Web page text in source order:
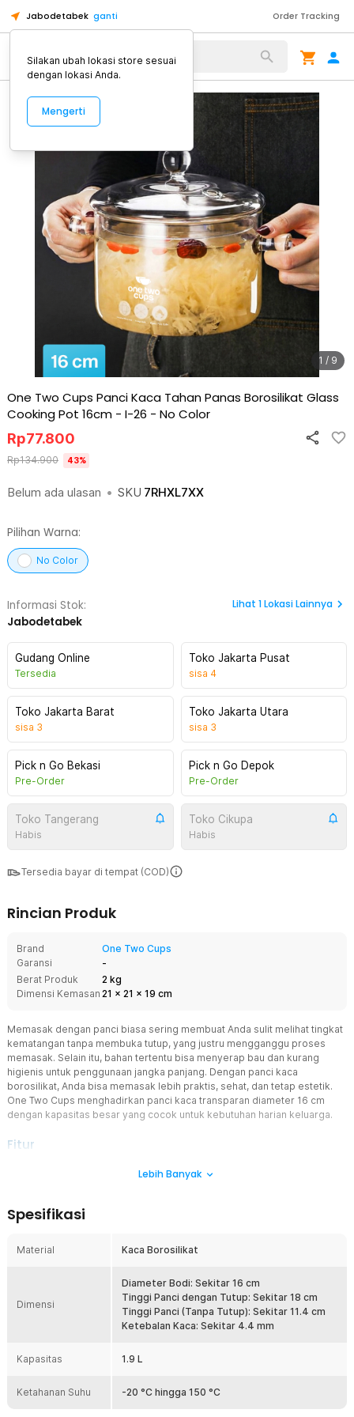
Jabodetabek ganti Order Tracking
Alat Kopi
1 / 9
One Two Cups Panci Kaca Tahan Panas Borosilikat Glass
Cooking Pot 16cm - I-26 - No Color
Belum ada ulasan • SKU 7RHXL7XX
Rp77.800
Rp134.900 43%
Pilihan Warna:
No Color
Informasi Stok:
Jabodetabek
Lihat 1Lokasi Lainnya
Gudang Online
Tersedia
Toko Jakarta Pusat
sisa 4
Toko Jakarta Barat
sisa 3
Toko Jakarta Utara
sisa 3
Pick n Go Bekasi
Pre-Order
Pick n Go Depok
Pre-Order
Toko Tangerang
Habis
Toko Cikupa
Habis
Tersedia bayar di tempat (COD)
Rincian Produk
Brand
One Two Cups
Garansi
-
Berat Produk
2 kg
Dimensi Kemasan 21 x 21 x 19 cm
Memasak dengan panci biasa sering membuat Anda sulit melihat tingkat
kematangan tanpa membuka tutup, yang justru mengganggu proses
memasak. Selain itu, bahan tertentu bisa menyerap bau dan kurang
higienis untuk penggunaan jangka panjang. Dengan panci kaca
borosilikat, Anda bisa memasak lebih praktis, sehat, dan tetap estetik.
One Two Cups menghadirkan panci kaca transparan diameter 16 cm
dengan kapasitas besar yang cocok untuk kebutuhan harian keluarga.
Fitur
Material Borosilikat Tahan Panas
mudah retak saat digunakan sesuai petunjuk, sehingga aman untuk
lebih aman untuk kesehatan keluarga. Pilihan tepat untuk Anda yang
Desain Transparan untuk Pantau Masakan
Warna bening memungkinkan Anda melihat proses memasak
secara langsung tanpa membuka tutup panci. Ini membantu
menjaga suhu tetap stabil dan mempercepat proses memasak.
dan aesthetic. Cocok untuk Anda yang suka memasak sekaligus
tampil stylish.
Bebas Noda dan Bau
Lebih Banyak
Spesifikasi
Material Kaca Borosilikat
Dimensi
Diameter Bodi: Sekitar 16 cm
Tinggi Panci dengan Tutup: Sekitar 18 cm
Tinggi Panci (Tanpa Tutup): Sekitar 11.4 cm
Ketebalan Kaca: Sekitar 4.4 mm
Kapasitas 1.9 L
Ketahanan Suhu -20 °C hingga 150 °C
Silakan ubah lokasi store sesuai
dengan lokasi Anda.
Mengerti